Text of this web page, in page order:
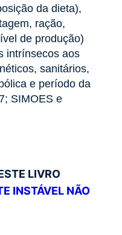
da dieta),
ração,
de produção)
intrínsecos aos
sanitários,
e período da
SIMOES e
LIVRO
INSTÁVEL NÃO